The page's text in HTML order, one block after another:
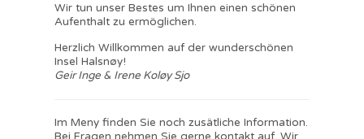
Wir tun unser Bestes um Ihnen einen schönen
Aufenthalt zu ermöglichen.
Herzlich Willkommen auf der wunderschönen
Insel Halsnøy!
Geir Inge & Irene Koløy Sjo
Im Meny finden Sie noch zusätliche Information.
Bei Fragen nehmen Sie gerne kontakt auf. Wir